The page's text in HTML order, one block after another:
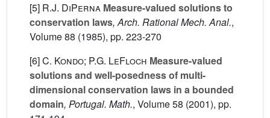
[5] R.J. DiPerna Measure-valued solutions to
conservation laws, Arch. Rational Mech. Anal.,
Volume 88 (1985), pp. 223-270
[6]C. Kondo; P.G. LeFloch Measure-valued
solutions and well-posedness of multi-
dimensional conservation laws in a bounded
domain, Portugal. Math., Volume 58 (2001), pp.